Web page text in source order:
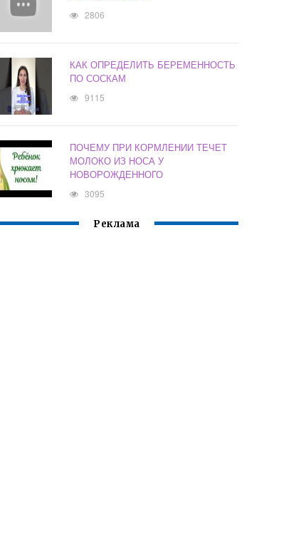
2806
КАК ОПРЕДЕЛИТЬ БЕРЕМЕННОСТЬ
ПО СОСКАМ
9115
ПОЧЕМУ ПРИ КОРМЛЕНИИ ТЕЧЕТ
МОЛОКО ИЗ НОСА У
НОВОРОЖДЕННОГО
3095
Реклама